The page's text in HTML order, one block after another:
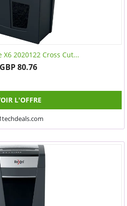
X6 2020122 Cross Cut...
GBP 80.76
L'OFFRE